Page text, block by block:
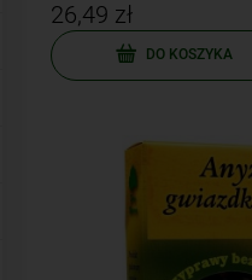
26,49 zł
DO KOSZYKA